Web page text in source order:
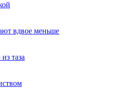
вдвое меньше
таза